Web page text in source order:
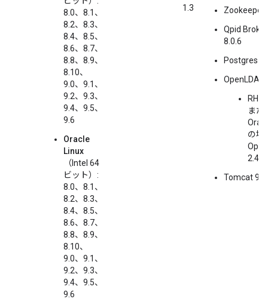
8.0、8.1、
8.2、8.3、
8.4、8.5、
8.6、8.7、
8.8、8.9、
8.10、
9.0、9.1、
9.2、9.3、
9.4、9.5、
9.6
Oracle
Linux
（Intel 64
ビット）:
8.0、8.1、
8.2、8.3、
8.4、8.5、
8.6、8.7、
8.8、8.9、
8.10、
9.0、9.1、
9.2、9.3、
9.4、9.5、
9.6
1.3
Zookeeper
Qpid
8.0.6
Postgres
OpenLDAP:
また
の場
2.4
Tomcat